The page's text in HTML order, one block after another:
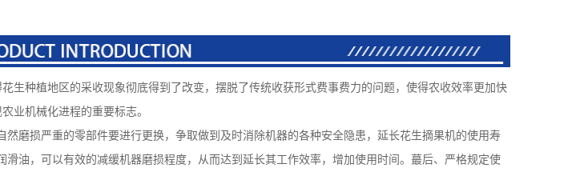
种植地区的采收现象彻底得到了改变，摆脱了传统收获形式费事费力的问题，使得农收效率更加快
业机械化进程的重要标志。
然磨损严重的零部件要进行更换，争取做到及时消除机器的各种安全隐患，延长花生摘果机的使用寿
油，可以有效的减缓机器磨损程度，从而达到延长其工作效率，增加使用时间。蕞后、严格规定使